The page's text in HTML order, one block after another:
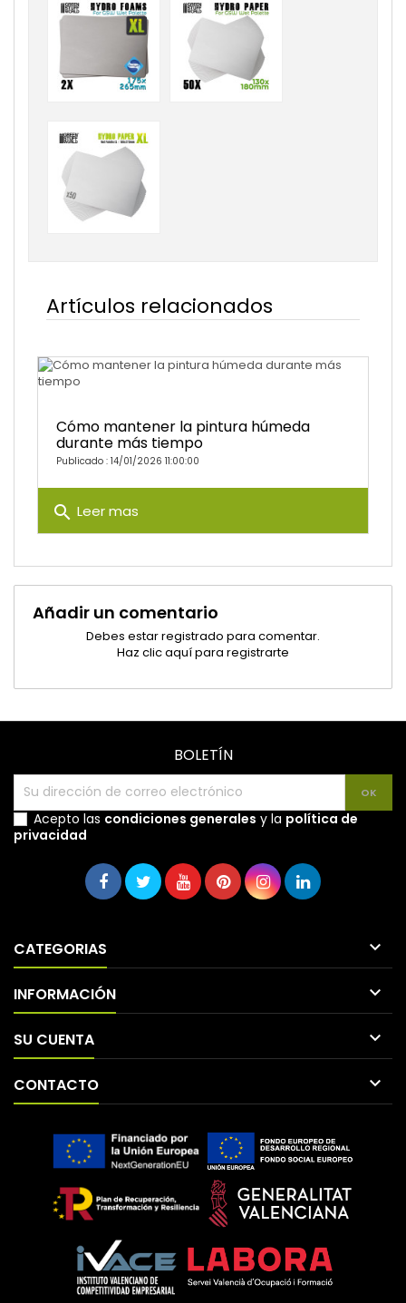
Artículos relacionados
Cómo mantener la pintura húmeda
durante más tiempo
Publicado : 14/01/2026 11:00:00
search Leer mas
Añadir un comentario
Debes estar registrado para comentar.
Haz clic aquí para registrarte
BOLETÍN
Acepto las condiciones generales y la política de
privacidad
CATEGORIAS 
INFORMACIÓN 
SU CUENTA 
CONTACTO 